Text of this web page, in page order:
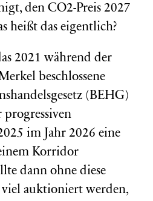
den CO2-Preis 2027
heißt das eigentlich?
2021 während der
beschlossene
(BEHG)
progressiven
im Jahr 2026 eine
Korridor
dann ohne diese
auktioniert werden,